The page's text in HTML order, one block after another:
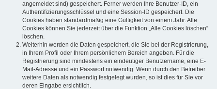
angemeldet sind) gespeichert. Ferner werden Ihre Benutzer-ID, ein
Authentifizierungsschlüssel und eine Session-ID gespeichert. Die
Cookies haben standardmäßig eine Gültigkeit von einem Jahr. Alle
Cookies können Sie jederzeit über die Funktion „Alle Cookies löschen“
löschen.
Weiterhin werden die Daten gespeichert, die Sie bei der Registrierung,
in Ihrem Profil oder Ihrem persönlichem Bereich angeben. Für die
Registrierung sind mindestens ein eindeutiger Benutzername, eine E-
Mail-Adresse und ein Passwort notwendig. Wenn durch den Betreiber
weitere Daten als notwendig festgelegt wurden, so ist dies für Sie vor
deren Eingabe ersichtlich.